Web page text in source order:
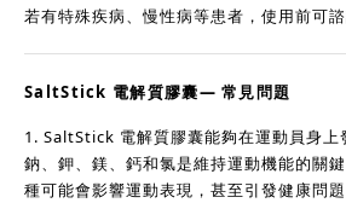
若有特殊疾病、慢性病等患者，使用前可諮
SaltStick 電解質膠囊— 常見問題
1. SaltStick 電解質膠囊能夠在運動員身上
鈉、鉀、鎂、鈣和氯是維持運動機能的關
種可能會影響運動表現，甚至引發健康問